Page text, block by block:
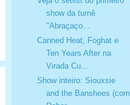
show da turnê
"Abraçaço...
Canned Heat, Foghat e
Ten Years After na
Virada Cu...
Show inteiro: Siouxsie
and the Banshees (com